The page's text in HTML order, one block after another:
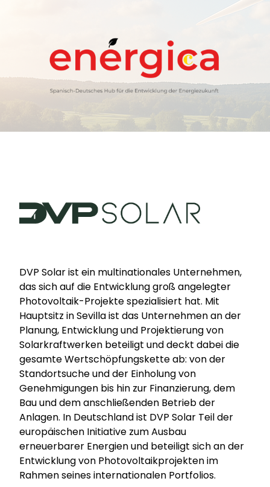
DVP Solar ist ein multinationales Unternehmen,
das sich auf die Entwicklung groß angelegter
Photovoltaik-Projekte spezialisiert hat. Mit
Hauptsitz in Sevilla ist das Unternehmen an der
Planung, Entwicklung und Projektierung von
Solarkraftwerken beteiligt und deckt dabei die
gesamte Wertschöpfungskette ab: von der
Standortsuche und der Einholung von
Genehmigungen bis hin zur Finanzierung, dem
Bau und dem anschließenden Betrieb der
Anlagen. In Deutschland ist DVP Solar Teil der
europäischen Initiative zum Ausbau
erneuerbarer Energien und beteiligt sich an der
Entwicklung von Photovoltaikprojekten im
Rahmen seines internationalen Portfolios.